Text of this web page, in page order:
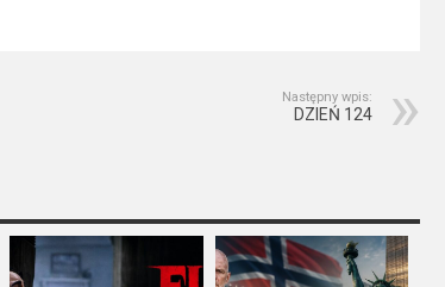
Następny wpis:
DZIEŃ 124